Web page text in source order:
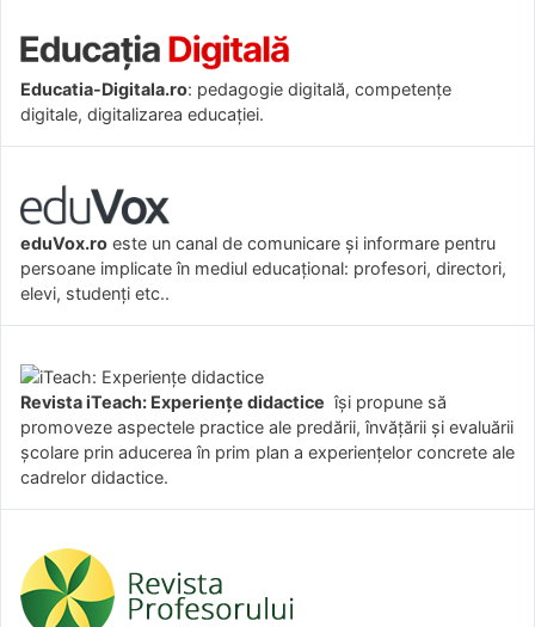
Educatia-Digitala.ro: pedagogie digitală, competențe
digitale, digitalizarea educației.
eduVox.ro este un canal de comunicare și informare pentru
persoane implicate în mediul educațional: profesori, directori,
elevi, studenți etc..
Revista iTeach: Experienţe didactice îşi propune să
promoveze aspectele practice ale predării, învăţării şi evaluării
şcolare prin aducerea în prim plan a experienţelor concrete ale
cadrelor didactice.